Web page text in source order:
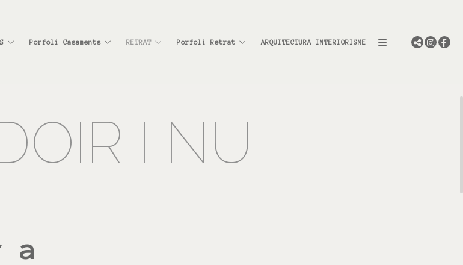
Porfoli Casaments RETRAT Porfoli Retrat ARQUITECTURA INTERIORISME
I NU
a